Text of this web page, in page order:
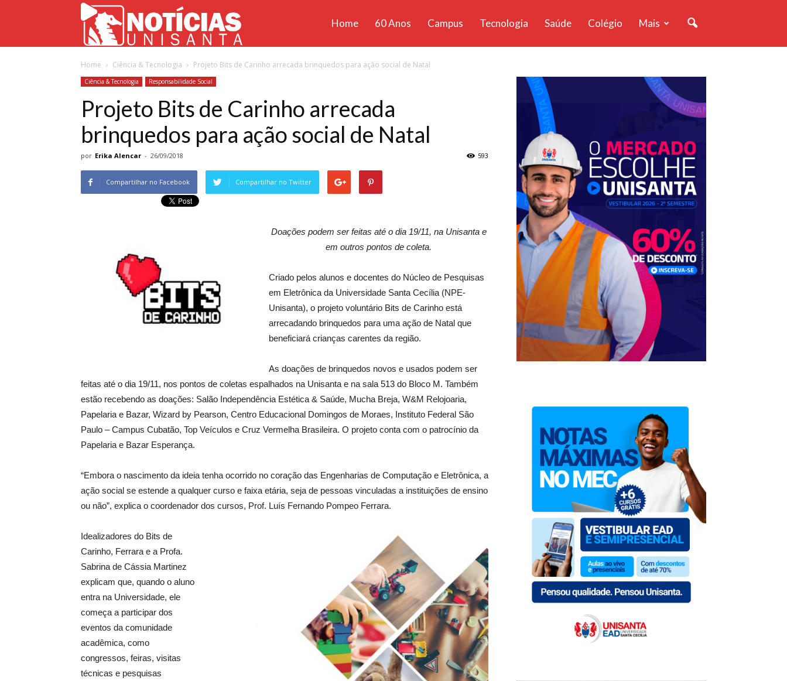
Unisanta
Home 60 Anos Campus Tecnologia Saúde Colégio Mais
Home Ciência & Tecnologia Projeto Bits de Carinho arrecada brinquedos para ação social de Natal
Ciência & Tecnologia Responsabilidade Social
Projeto Bits de Carinho arrecada
brinquedos para ação social de Natal
por Erika Alencar - 26/09/2018 593
Compartilhar no Facebook Compartilhar no Twitter
Doações podem ser feitas até o dia 19/11, na Unisanta e
em outros pontos de coleta.
Criado pelos alunos e docentes do Núcleo de Pesquisas
em Eletrônica da Universidade Santa Cecília (NPE-
Unisanta), o projeto voluntário Bits de Carinho está
arrecadando brinquedos para uma ação de Natal que
beneficiará crianças carentes da região.
As doações de brinquedos novos e usados podem ser
feitas até o dia 19/11, nos pontos de coletas espalhados na Unisanta e na sala 513 do Bloco M. Também
estão recebendo as doações: Salão Independência Estética & Saúde, Mucha Breja, W&M Relojoaria,
Papelaria e Bazar, Wizard by Pearson, Centro Educacional Domingos de Moraes, Instituto Federal São
Paulo – Campus Cubatão, Top Veículos e Cruz Vermelha Brasileira. O projeto conta com o patrocínio da
Papelaria e Bazar Esperança.
“Embora o nascimento da ideia tenha ocorrido no coração das Engenharias de Computação e Eletrônica, a
ação social se estende a qualquer curso e faixa etária, seja de pessoas vinculadas a instituições de ensino
ou não”, explica o coordenador dos cursos, Prof. Luís Fernando Pompeo Ferrara.
Idealizadores do Bits de
Carinho, Ferrara e a Profa.
Sabrina de Cássia Martinez
explicam que, quando o aluno
entra na Universidade, ele
começa a participar dos
eventos da comunidade
acadêmica, como
congressos, feiras, visitas
técnicas e pesquisas